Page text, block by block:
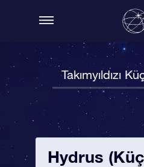
Takımyıldızı
Hydrus